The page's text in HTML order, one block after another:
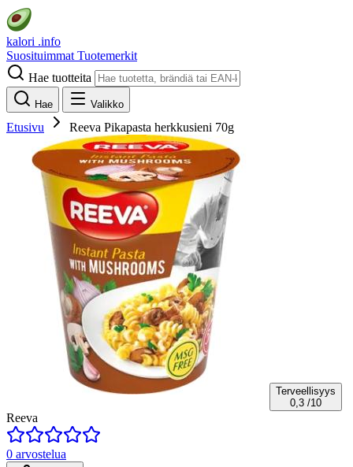
kalori .info
Suosituimmat Tuotemerkit
Hae tuotteita
Hae Valikko
Etusivu Reeva Pikapasta herkkusieni 70g
Terveellisyys
0,3 /10
Reeva
0 arvostelua